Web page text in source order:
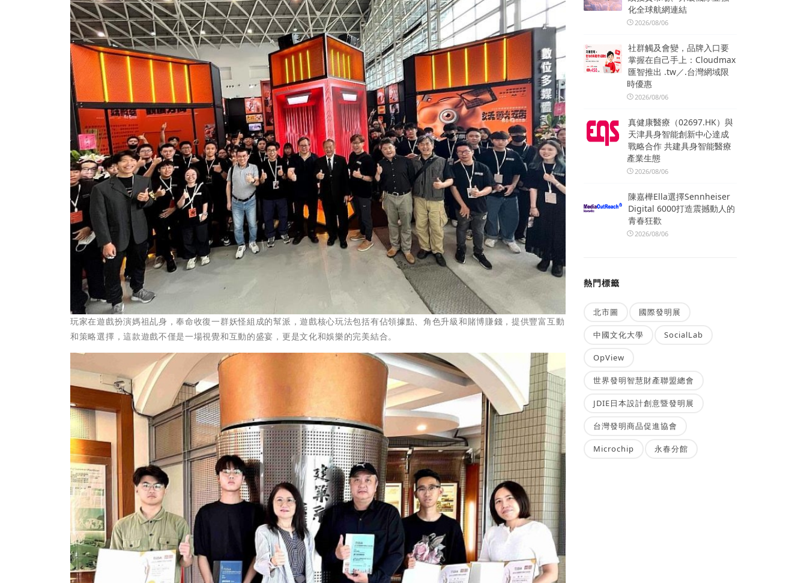
玩家在遊戲扮演媽祖乩身，奉命收復一群妖怪組成的幫派，遊戲核心玩法包括有佔領據點、角色升級和賭博賺錢，提供豐富互動
和策略選擇，這款遊戲不僅是一場視覺和互動的盛宴，更是文化和娛樂的完美結合。
化全球航網連結
2026/08/06
社群觸及會變，品牌入口要
掌握在自己手上：Cloudmax
匯智推出 .tw／.台灣網域限
時優惠
2026/08/06
真健康醫療（02697.HK）與
天津具身智能創新中心達成
戰略合作 共建具身智能醫療
產業生態
2026/08/06
陳嘉樺Ella選擇Sennheiser
Digital 6000打造震撼動人的
青春狂歡
2026/08/06
熱門標籤
北市圖 國際發明展
中國文化大學 SocialLab
OpView
世界發明智慧財產聯盟總會
JDIE日本設計創意暨發明展
台灣發明商品促進協會
Microchip 永春分館